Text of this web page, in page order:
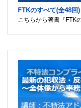
FTKのすべて(全48回)
こちらから著書『FTK